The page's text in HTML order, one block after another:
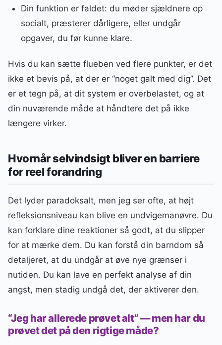
Din funktion er faldet: du møder sjældnere op
socialt, præsterer dårligere, eller undgår
opgaver, du før kunne klare.
Hvis du kan sætte flueben ved flere punkter, er det
ikke et bevis på, at der er “noget galt med dig”. Det
er et tegn på, at dit system er overbelastet, og at
din nuværende måde at håndtere det på ikke
længere virker.
Hvornår selvindsigt bliver en barriere
for reel forandring
Det lyder paradoksalt, men jeg ser ofte, at højt
refleksionsniveau kan blive en undvigemanøvre. Du
kan forklare dine reaktioner så godt, at du slipper
for at mærke dem. Du kan forstå din barndom så
detaljeret, at du undgår at øve nye grænser i
nutiden. Du kan lave en perfekt analyse af din
angst, men stadig undgå det, der aktiverer den.
“Jeg har allerede prøvet alt” — men har du
prøvet det på den rigtige måde?